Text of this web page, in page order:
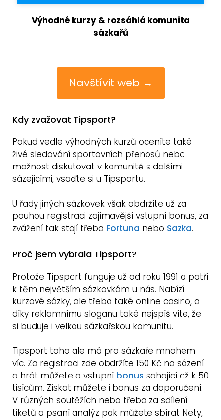
Výhodné kurzy & rozsáhlá komunita
sázkařů
Navštívit web →
Kdy zvažovat Tipsport?
Pokud vedle výhodných kurzů oceníte také
živé sledování sportovních přenosů nebo
možnost diskutovat v komunitě s dalšími
sázejícími, vsaďte si u Tipsportu.
U řady jiných sázkovek však obdržíte už za
pouhou registraci zajímavější vstupní bonus, za
zvážení tak stojí třeba Fortuna nebo Sazka.
Proč jsem vybrala Tipsport?
Protože Tipsport funguje už od roku 1991 a patří
k těm největším sázkovkám u nás. Nabízí
kurzové sázky, ale třeba také online casino, a
díky reklamnímu sloganu také nejspíš víte, že
si buduje i velkou sázkařskou komunitu.
Tipsport toho ale má pro sázkaře mnohem
víc. Za registraci zde obdržíte 150 Kč na sázení
a hrát můžete o vstupní bonus sahající až k 50
tisícům. Získat můžete i bonus za doporučení.
V různých soutěžích nebo třeba za sdílení
tiketů a psaní analýz pak můžete sbírat Nety,